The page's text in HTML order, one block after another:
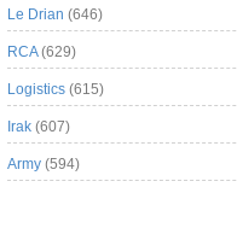
Le Drian (646)
RCA(629)
Logistics (615)
Irak (607)
Army (594)